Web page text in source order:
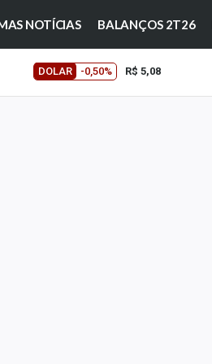
NOTÍCIAS BALANÇOS 2T26
DOLAR -0,50% R$ 5,08